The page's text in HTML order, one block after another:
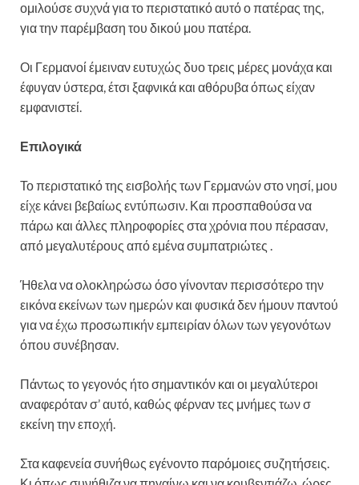
ομιλούσε συχνά για το περιστατικό αυτό ο πατέρας της,
για την παρέμβαση του δικού μου πατέρα.
Οι Γερμανοί έμειναν ευτυχώς δυο τρεις μέρες μονάχα και
έφυγαν ύστερα, έτσι ξαφνικά και αθόρυβα όπως είχαν
εμφανιστεί.
Επιλογικά
Το περιστατικό της εισβολής των Γερμανών στο νησί, μου
είχε κάνει βεβαίως εντύπωσιν. Και προσπαθούσα να
πάρω και άλλες πληροφορίες στα χρόνια που πέρασαν,
από μεγαλυτέρους από εμένα συμπατριώτες .
Ήθελα να ολοκληρώσω όσο γίνονταν περισσότερο την
εικόνα εκείνων των ημερών και φυσικά δεν ήμουν παντού
για να έχω προσωπικήν εμπειρίαν όλων των γεγονότων
όπου συνέβησαν.
Πάντως το γεγονός ήτο σημαντικόν και οι μεγαλύτεροι
αναφερόταν σ’ αυτό, καθώς φέρναν τες μνήμες των σ
εκείνη την εποχή.
Στα καφενεία συνήθως εγένοντο παρόμοιες συζητήσεις.